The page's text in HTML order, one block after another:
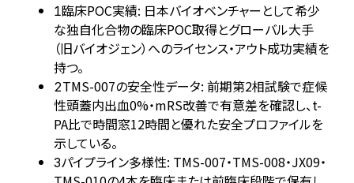
1臨床POC実績: 日本バイオベンチャーとして希少
な独自化合物の臨床POC取得とグローバル大手
（旧バイオジェン）へのライセンス・アウト成功実績を
持つ。
2TMS-007の安全性データ: 前期第2相試験で症候
性頭蓋内出血0%・mRS改善で有意差を確認し、t-
PA比で時間窓12時間と優れた安全プロファイルを
示している。
3パイプライン多様性: TMS-007・TMS-008・JX09・